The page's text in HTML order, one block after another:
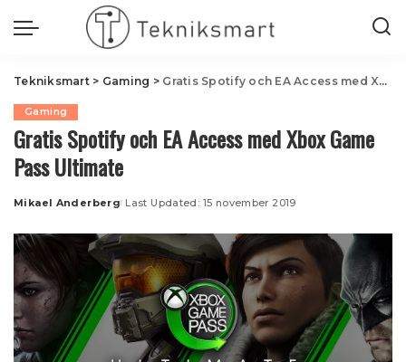
Tekniksmart> Gaming > Gratis Spotify och EA Access med Xbox Game Pass Ultimate
Gaming
Gratis Spotify och EA Access med Xbox Game
Pass Ultimate
Posted
Mikael Anderberg Last Updated: 15 november 2019